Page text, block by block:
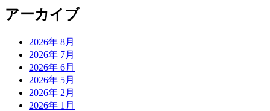
アーカイブ
2026年 8月
2026年 7月
2026年 6月
2026年 5月
2026年 2月
2026年 1月